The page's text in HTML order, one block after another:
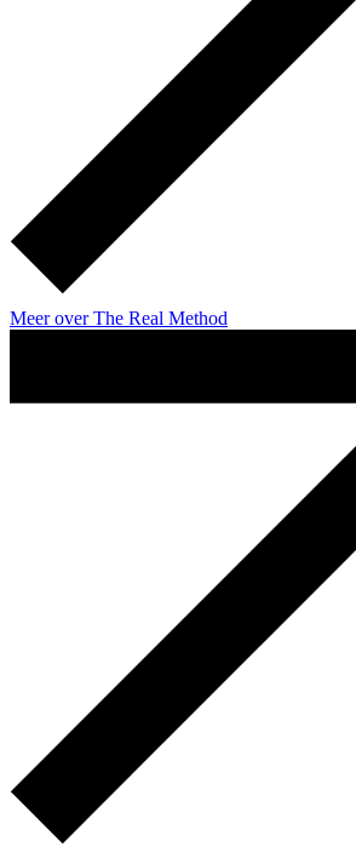
Meer over The Real Method